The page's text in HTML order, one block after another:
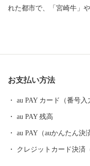
れた都市で、「宮崎牛」
ても有名で、マリンスポ
指定はできかねますので
お届けを致しましたお礼
等寄付者様事由による返
ん。 ・一部離島にはクー
お支払い方法
au PAY カード（番号入
au PAY 残高
au PAY（auかんたん決
クレジットカード決済